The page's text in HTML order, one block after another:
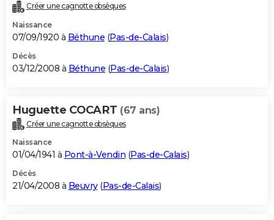
Créer une cagnotte obsèques
Naissance
07/09/1920 à Béthune (Pas-de-Calais)
Décès
03/12/2008 à Béthune (Pas-de-Calais)
Huguette COCART (67 ans)
Créer une cagnotte obsèques
Naissance
01/04/1941 à Pont-à-Vendin (Pas-de-Calais)
Décès
21/04/2008 à Beuvry(Pas-de-Calais)